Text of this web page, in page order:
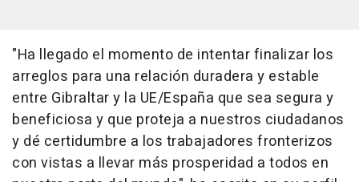
"Ha llegado el momento de intentar finalizar los
arreglos para una relación duradera y estable
entre Gibraltar y la UE/España que sea segura y
beneficiosa y que proteja a nuestros ciudadanos
y dé certidumbre a los trabajadores fronterizos
con vistas a llevar más prosperidad a todos en